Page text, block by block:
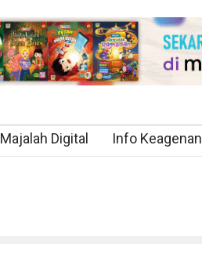
Majalah Digital Info Keagenan